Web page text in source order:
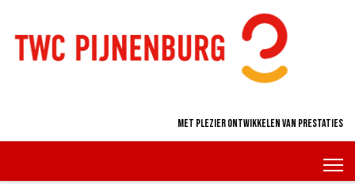
Met plezier ontwikkelen van prestaties